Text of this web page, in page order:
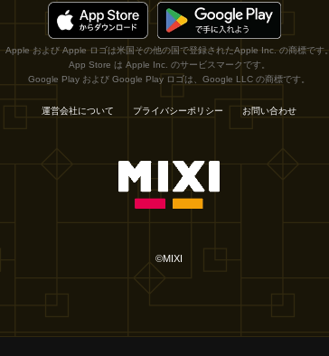
Apple および Apple ロゴは米国その他の国で登録されたApple Inc. の商標です。
App Store は Apple Inc. のサービスマークです。
Google Play および Google Play ロゴは、Google LLC の商標です。
運営会社について プライバシーポリシー お問い合わせ
©MIXI